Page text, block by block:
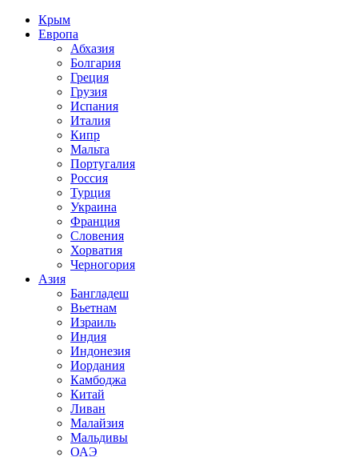
Крым
Европа
Абхазия
Болгария
Греция
Грузия
Испания
Италия
Кипр
Мальта
Португалия
Россия
Турция
Украина
Франция
Словения
Хорватия
Черногория
Азия
Бангладеш
Вьетнам
Израиль
Индия
Индонезия
Иордания
Камбоджа
Китай
Ливан
Малайзия
Мальдивы
ОАЭ